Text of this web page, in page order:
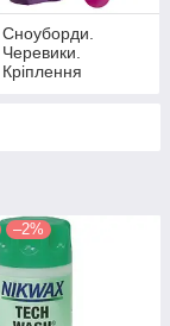
Сноуборди.
Черевики.
Кріплення
–2%